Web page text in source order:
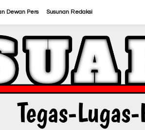
Dewan Pers Susunan Redaksi